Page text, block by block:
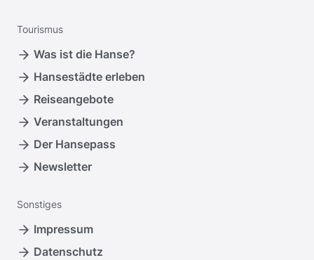
Tourismus
Was ist die Hanse?
Hansestädte erleben
Reiseangebote
Veranstaltungen
Der Hansepass
Newsletter
Sonstiges
Impressum
Datenschutz